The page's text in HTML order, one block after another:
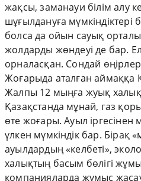
жақсы, заманауи білім алу
шұғылдануға
болса да ойын сауық
жолдарды жөндеуі де бар.
орналасқан. Сондай
Жоғарыда аталған аймаққа
Жалпы 12 мыңға жуық халық
Қазақстанда мұнай, газ
өте жоғары. Ауыл
үлкен мүмкіндік бар. Бірақ
ауылдардың «келбеті»,
халықтың басым бөлігі
компанияларда жұмыс